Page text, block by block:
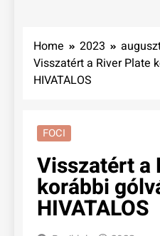
Home 2023
Visszatért a River Plate
HIVATALOS
FOCI
Visszatért a
korábbi
HIVATALOS